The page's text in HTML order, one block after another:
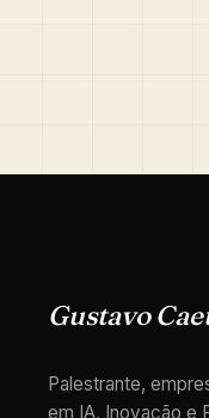
Gustavo
Palestrante,
em IA, Inovação e